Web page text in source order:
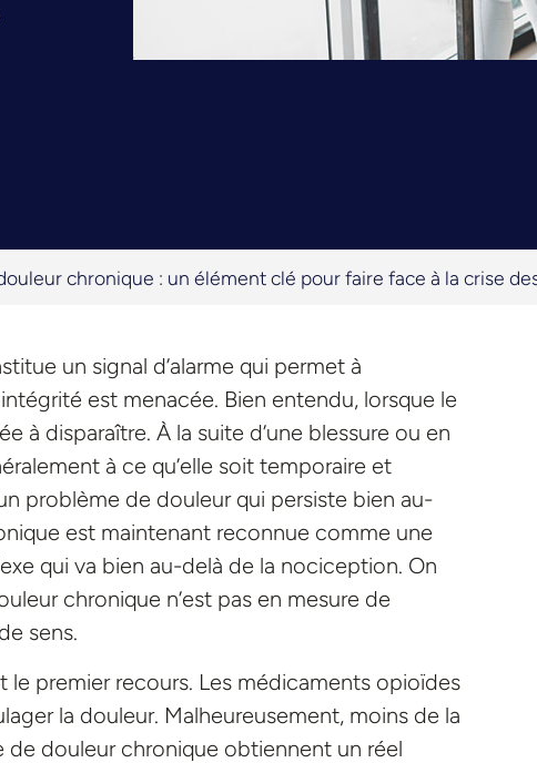
chronique : un élément clé pour faire face à la crise
un signal d’alarme qui permet à
est menacée. Bien entendu, lorsque le
à disparaître. À la suite d’une blessure ou en
à ce qu’elle soit temporaire et
problème de douleur qui persiste bien au-
est maintenant reconnue comme une
qui va bien au-delà de la nociception. On
chronique n’est pas en mesure de
sens.
le premier recours. Les médicaments opioïdes
la douleur. Malheureusement, moins de la
de douleur chronique obtiennent un réel